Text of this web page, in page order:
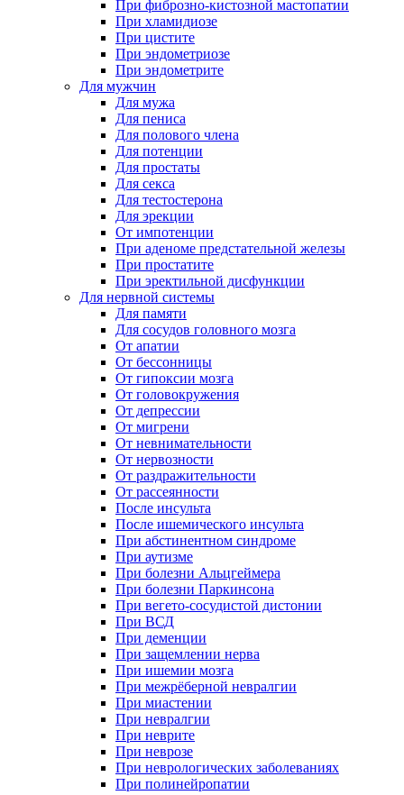
При фиброзно-кистозной мастопатии
При хламидиозе
При цистите
При эндометриозе
При эндометрите
Для мужчин
Для мужа
Для пениса
Для полового члена
Для потенции
Для простаты
Для секса
Для тестостерона
Для эрекции
От импотенции
При аденоме предстательной железы
При простатите
При эректильной дисфункции
Для нервной системы
Для памяти
Для сосудов головного мозга
От апатии
От бессонницы
От гипоксии мозга
От головокружения
От депрессии
От мигрени
От невнимательности
От нервозности
От раздражительности
От рассеянности
После инсульта
После ишемического инсульта
При абстинентном синдроме
При аутизме
При болезни Альцгеймера
При болезни Паркинсона
При вегето-сосудистой дистонии
При ВСД
При деменции
При защемлении нерва
При ишемии мозга
При межрёберной невралгии
При миастении
При невралгии
При неврите
При неврозе
При неврологических заболеваниях
При полинейропатии